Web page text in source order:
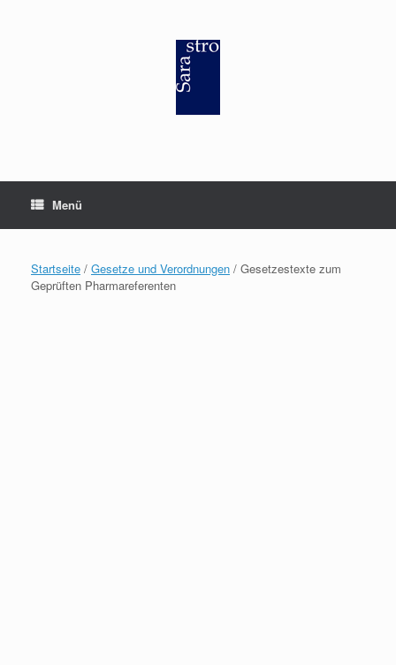
Menü
Startseite / Gesetze und Verordnungen / Gesetzestexte zum
Geprüften Pharmareferenten